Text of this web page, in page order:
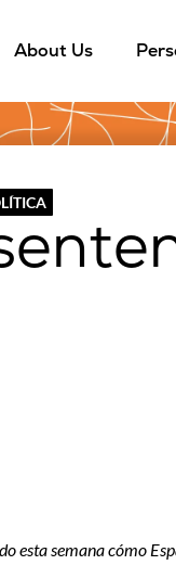
About Us
esta semana cómo